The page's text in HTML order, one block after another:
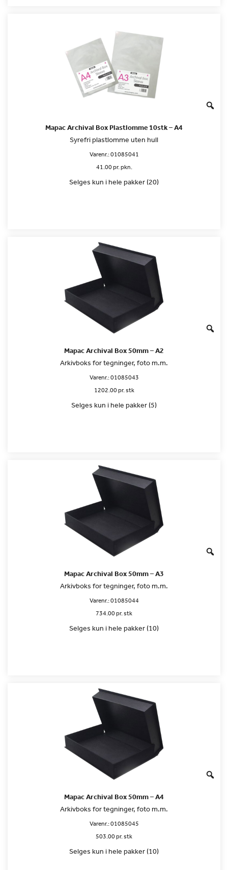
Mapac Archival Box Plastlomme 10stk – A4
Syrefri plastlomme uten hull
Varenr.:01085041
41.00 pr. pkn.
Selges kun i hele pakker (20)
Mapac Archival Box 50mm – A2
Arkivboks for tegninger, foto m.m.
Varenr.:01085043
1202.00 pr. stk
Selges kun i hele pakker (5)
Mapac Archival Box 50mm – A3
Arkivboks for tegninger, foto m.m.
Varenr.:01085044
734.00 pr. stk
Selges kun i hele pakker (10)
Mapac Archival Box 50mm – A4
Arkivboks for tegninger, foto m.m.
Varenr.:01085045
503.00 pr. stk
Selges kun i hele pakker (10)